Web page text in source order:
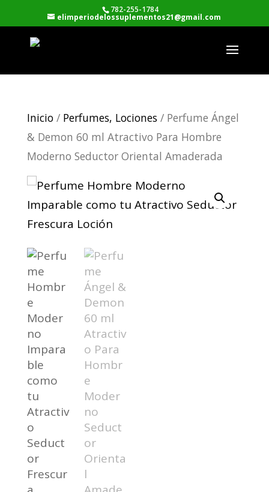
782-255-1784
elimperiodelossuplementos21@gmail.com
Inicio/ Perfumes, Lociones/ Perfume Ángel
& Demon 60 ml Atractivo Para Hombre
Moderno Seductor Oriental Amaderada